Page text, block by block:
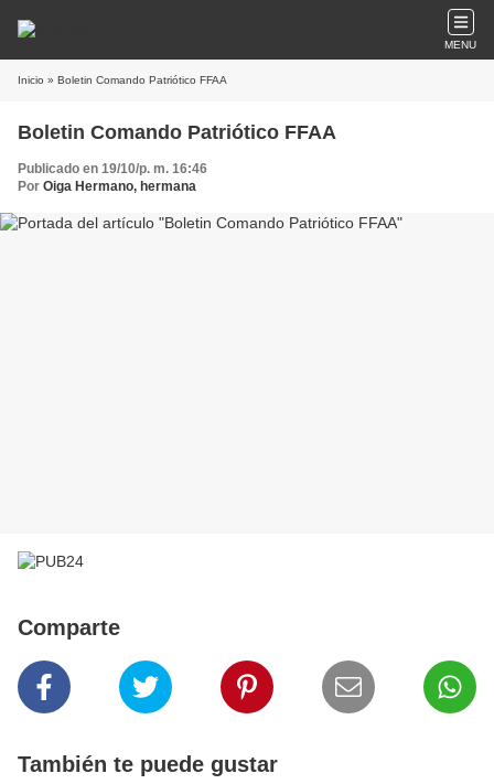
MENU
Inicio » Boletin Comando Patriótico FFAA
Boletin Comando Patriótico FFAA
Publicado en 19/10/p. m. 16:46
Por Oiga Hermano, hermana
Comparte
También te puede gustar